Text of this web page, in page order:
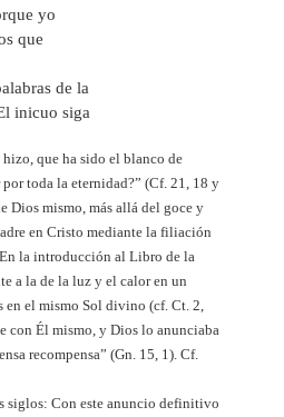
yo
que
de la
inicuo siga
que ha sido el blanco de
toda la eternidad?” (Cf. 21, 18 y
Dios mismo, más allá del goce y
en Cristo mediante la filiación
la introducción al Libro de la
a la de la luz y el calor en un
en el mismo Sol divino (cf. Ct. 2,
con Él mismo, y Dios lo anunciaba
recompensa” (Gn. 15, 1). Cf.
siglos: Con este anuncio definitivo